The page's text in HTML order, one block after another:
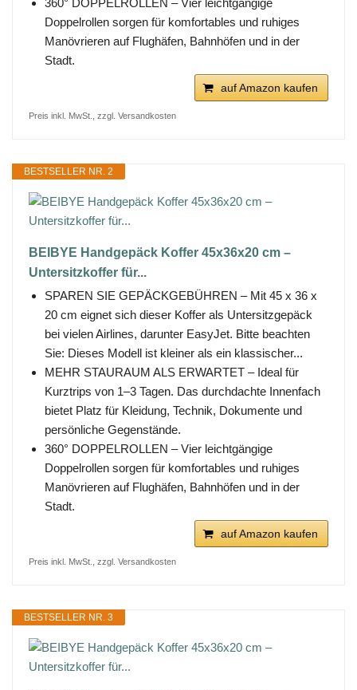
Doppelrollen sorgen für komfortables und ruhiges
Manövrieren auf Flughäfen, Bahnhöfen und in der
Stadt.
auf Amazon kaufen
Preis inkl. MwSt., zzgl. Versandkosten
BESTSELLER NR. 2
BEIBYE Handgepäck Koffer 45x36x20 cm –
Untersitzkoffer für...
SPAREN SIE GEPÄCKGEBÜHREN – Mit 45 x 36 x
20 cm eignet sich dieser Koffer als Untersitzgepäck
bei vielen Airlines, darunter EasyJet. Bitte beachten
Sie: Dieses Modell ist kleiner als ein klassischer...
MEHR STAURAUM ALS ERWARTET – Ideal für
Kurztrips von 1–3 Tagen. Das durchdachte Innenfach
bietet Platz für Kleidung, Technik, Dokumente und
persönliche Gegenstände.
360° DOPPELROLLEN – Vier leichtgängige
Doppelrollen sorgen für komfortables und ruhiges
Manövrieren auf Flughäfen, Bahnhöfen und in der
Stadt.
auf Amazon kaufen
Preis inkl. MwSt., zzgl. Versandkosten
BESTSELLER NR. 3